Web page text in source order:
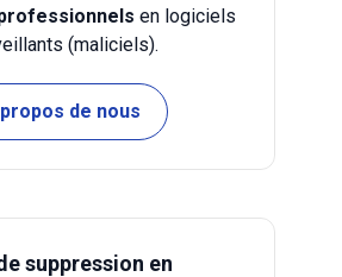
en logiciels
(maliciels).
de nous
suppression en